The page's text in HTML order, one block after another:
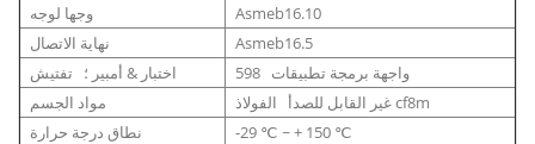
وجها لوجه
Asmeb16.10
نهاية الاتصال
Asmeb16.5
اختبار & أمبير ؛ تفتيش
واجهة برمجة تطبيقات 598
مواد الجسم
غير القابل للصدأ الفولاذ cf8m
نطاق درجة حرارة
-29 ℃ ~ + 150 ℃